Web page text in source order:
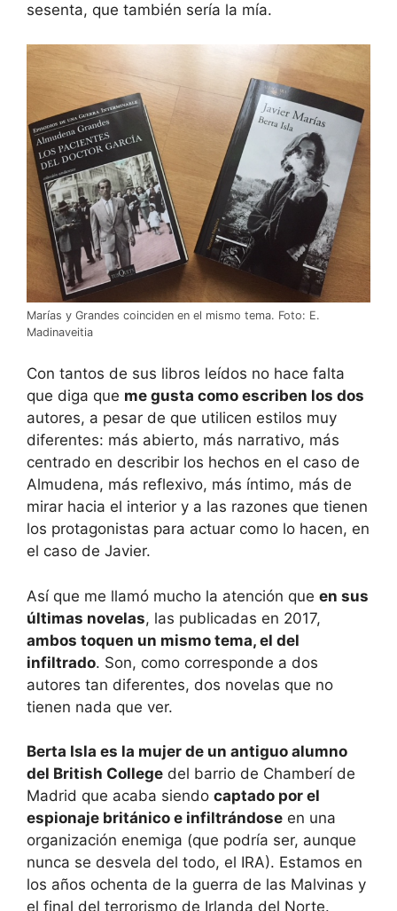
sesenta, que también sería la mía.
Marías y Grandes coinciden en el mismo tema. Foto: E.
Madinaveitia
Con tantos de sus libros leídos no hace falta
que diga que me gusta como escriben los dos
autores, a pesar de que utilicen estilos muy
diferentes: más abierto, más narrativo, más
centrado en describir los hechos en el caso de
Almudena, más reflexivo, más íntimo, más de
mirar hacia el interior y a las razones que tienen
los protagonistas para actuar como lo hacen, en
el caso de Javier.
Así que me llamó mucho la atención que en sus
últimas novelas, las publicadas en 2017,
ambos toquen un mismo tema, el del
infiltrado. Son, como corresponde a dos
autores tan diferentes, dos novelas que no
tienen nada que ver.
Berta Isla es la mujer de un antiguo alumno
del British College del barrio de Chamberí de
Madrid que acaba siendo captado por el
espionaje británico e infiltrándose en una
organización enemiga (que podría ser, aunque
nunca se desvela del todo, el IRA). Estamos en
los años ochenta de la guerra de las Malvinas y
el final del terrorismo de Irlanda del Norte.